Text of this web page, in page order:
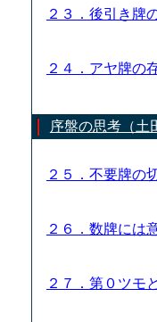
２３．後引き牌
２４．アヤ牌の
序盤の思考（土
２５．不要牌の
２６．数牌には
２７．第０ツモ